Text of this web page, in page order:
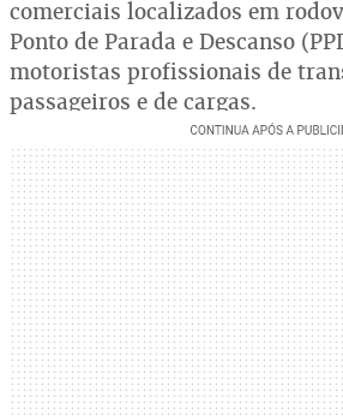
comerciais localizados em
Ponto de Parada e Descanso
motoristas profissionais de
passageiros e de cargas.